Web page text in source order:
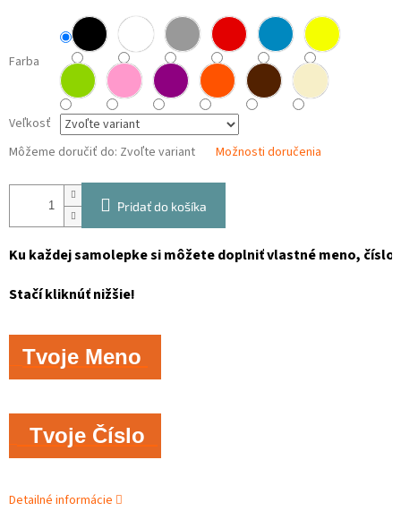
Farba
Veľkosť
Môžeme doručiť do: Zvoľte variant Možnosti doručenia
Pridať do košíka
Ku každej samolepke si môžete doplniť vlastné meno,
Stačí kliknúť nižšie!
Tvoje Meno
Tvoje Číslo
Detailné informácie